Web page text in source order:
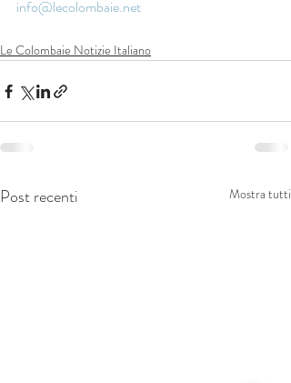
info@lecolombaie.net
Le Colombaie Notizie Italiano
Post recenti Mostra tutti